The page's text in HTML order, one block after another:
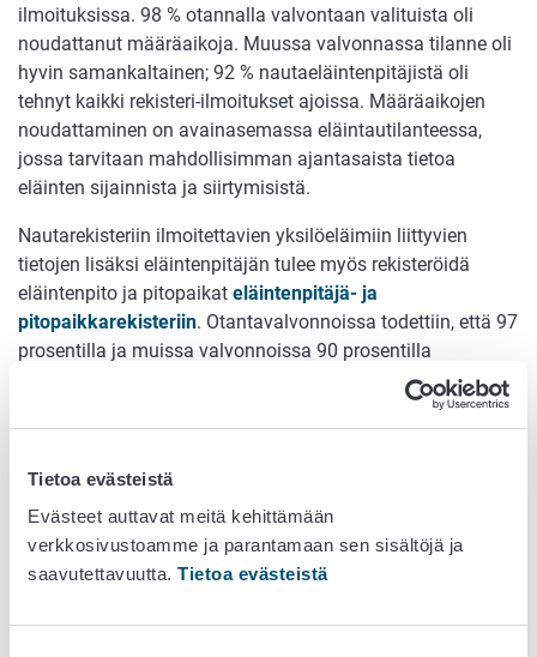
Tietoa evästeistä
Evästeet auttavat meitä kehittämään
verkkosivustoamme ja parantamaan sen sisältöjä ja
saavutettavuutta. Tietoa evästeistä
ilmoituksissa. 98 % otannalla valvontaan valituista oli
noudattanut määräaikoja. Muussa valvonnassa tilanne oli
hyvin samankaltainen; 92 % nautaeläintenpitäjistä oli
tehnyt kaikki rekisteri-ilmoitukset ajoissa. Määräaikojen
noudattaminen on avainasemassa eläintautilanteessa,
jossa tarvitaan mahdollisimman ajantasaista tietoa
eläinten sijainnista ja siirtymisistä.
Nautarekisteriin ilmoitettavien yksilöeläimiin liittyvien
tietojen lisäksi eläintenpitäjän tulee myös rekisteröidä
eläintenpito ja pitopaikat eläintenpitäjä- ja
pitopaikkarekisteriin. Otantavalvonnoissa todettiin, että 97
prosentilla ja muissa valvonnoissa 90 prosentilla
nautojenpitäjistä tiedot olivat kunnossa. Havaituista
maksimikapasiteettitiedon ilmoittamiseen. Toiseksi yleisin
vanhentuneita. Jonkin verran virheitä havaittiin myös
eläintenpidon ja pitopaikkojen aktiivisuustiedoissa;
eläintenpidon lopetusilmoituksia oli jäänyt tekemättä ja